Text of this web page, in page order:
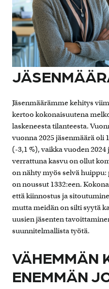
Jäsenmäärämme kehitys
kertoo kokonaisuutena
laskeneesta tilanteesta.
vuonna 2025 jäsenmäärä oli
(-3,1 %), vaikka vuoden 2024
verrattuna kasvu on ollut
on nähty myös selvä
on noussut 1332:een.
että kiinnostus ja
mutta meidän on silti syytä
uusien jäsenten
suunnitelmallista työtä.
VÄHEMMÄN
ENEMMÄN